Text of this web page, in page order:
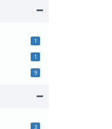
1
1
9
3